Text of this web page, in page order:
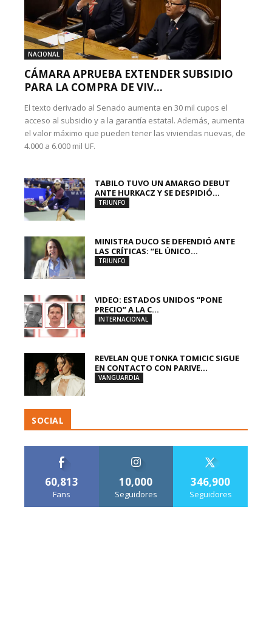
NACIONAL
CÁMARA APRUEBA EXTENDER SUBSIDIO
PARA LA COMPRA DE VIV...
El texto derivado al Senado aumenta en 30 mil cupos el
acceso al subsidio y a la garantía estatal. Además, aumenta
el valor máximo que pueden tener las viviendas nuevas, de
4.000 a 6.000 mil UF.
TABILO TUVO UN AMARGO DEBUT
ANTE HURKACZ Y SE DESPIDIÓ...
TRIUNFO
MINISTRA DUCO SE DEFENDIÓ ANTE
LAS CRÍTICAS: “EL ÚNICO...
TRIUNFO
VIDEO: ESTADOS UNIDOS “PONE
PRECIO” A LA C...
INTERNACIONAL
REVELAN QUE TONKA TOMICIC SIGUE
EN CONTACTO CON PARIVE...
VANGUARDIA
SOCIAL
60,813
Fans
10,000
Seguidores
346,900
Seguidores